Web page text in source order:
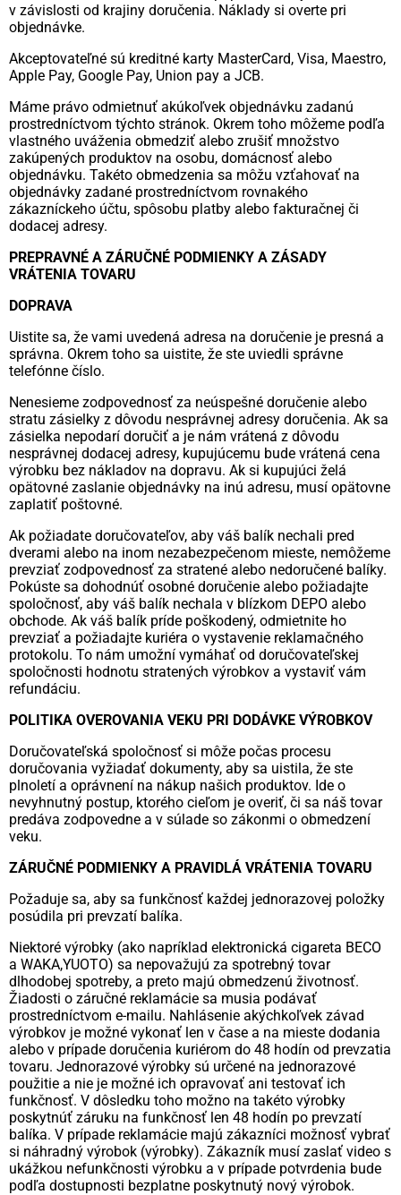
v závislosti od krajiny doručenia. Náklady si overte pri
objednávke.
Akceptovateľné sú kreditné karty MasterCard, Visa, Maestro,
Apple Pay, Google Pay, Union pay a JCB.
Máme právo odmietnuť akúkoľvek objednávku zadanú
prostredníctvom týchto stránok. Okrem toho môžeme podľa
vlastného uváženia obmedziť alebo zrušiť množstvo
zakúpených produktov na osobu, domácnosť alebo
objednávku. Takéto obmedzenia sa môžu vzťahovať na
objednávky zadané prostredníctvom rovnakého
zákazníckeho účtu, spôsobu platby alebo fakturačnej či
dodacej adresy.
PREPRAVNÉ A ZÁRUČNÉ PODMIENKY A ZÁSADY
VRÁTENIA TOVARU
DOPRAVA
Uistite sa, že vami uvedená adresa na doručenie je presná a
správna. Okrem toho sa uistite, že ste uviedli správne
telefónne číslo.
Nenesieme zodpovednosť za neúspešné doručenie alebo
stratu zásielky z dôvodu nesprávnej adresy doručenia. Ak sa
zásielka nepodarí doručiť a je nám vrátená z dôvodu
nesprávnej dodacej adresy, kupujúcemu bude vrátená cena
výrobku bez nákladov na dopravu. Ak si kupujúci želá
opätovné zaslanie objednávky na inú adresu, musí opätovne
zaplatiť poštovné.
Ak požiadate doručovateľov, aby váš balík nechali pred
dverami alebo na inom nezabezpečenom mieste, nemôžeme
prevziať zodpovednosť za stratené alebo nedoručené balíky.
Pokúste sa dohodnúť osobné doručenie alebo požiadajte
spoločnosť, aby váš balík nechala v blízkom DEPO alebo
obchode. Ak váš balík príde poškodený, odmietnite ho
prevziať a požiadajte kuriéra o vystavenie reklamačného
protokolu. To nám umožní vymáhať od doručovateľskej
spoločnosti hodnotu stratených výrobkov a vystaviť vám
refundáciu.
POLITIKA OVEROVANIA VEKU PRI DODÁVKE VÝROBKOV
Doručovateľská spoločnosť si môže počas procesu
doručovania vyžiadať dokumenty, aby sa uistila, že ste
plnoletí a oprávnení na nákup našich produktov. Ide o
nevyhnutný postup, ktorého cieľom je overiť, či sa náš tovar
predáva zodpovedne a v súlade so zákonmi o obmedzení
veku.
ZÁRUČNÉ PODMIENKY A PRAVIDLÁ VRÁTENIA TOVARU
Požaduje sa, aby sa funkčnosť každej jednorazovej položky
posúdila pri prevzatí balíka.
Niektoré výrobky (ako napríklad elektronická cigareta BECO
a WAKA,YUOTO) sa nepovažujú za spotrebný tovar
dlhodobej spotreby, a preto majú obmedzenú životnosť.
Žiadosti o záručné reklamácie sa musia podávať
prostredníctvom e-mailu. Nahlásenie akýchkoľvek závad
výrobkov je možné vykonať len v čase a na mieste dodania
alebo v prípade doručenia kuriérom do 48 hodín od prevzatia
tovaru. Jednorazové výrobky sú určené na jednorazové
použitie a nie je možné ich opravovať ani testovať ich
funkčnosť. V dôsledku toho možno na takéto výrobky
poskytnúť záruku na funkčnosť len 48 hodín po prevzatí
balíka. V prípade reklamácie majú zákazníci možnosť vybrať
si náhradný výrobok (výrobky). Zákazník musí zaslať video s
ukážkou nefunkčnosti výrobku a v prípade potvrdenia bude
podľa dostupnosti bezplatne poskytnutý nový výrobok.